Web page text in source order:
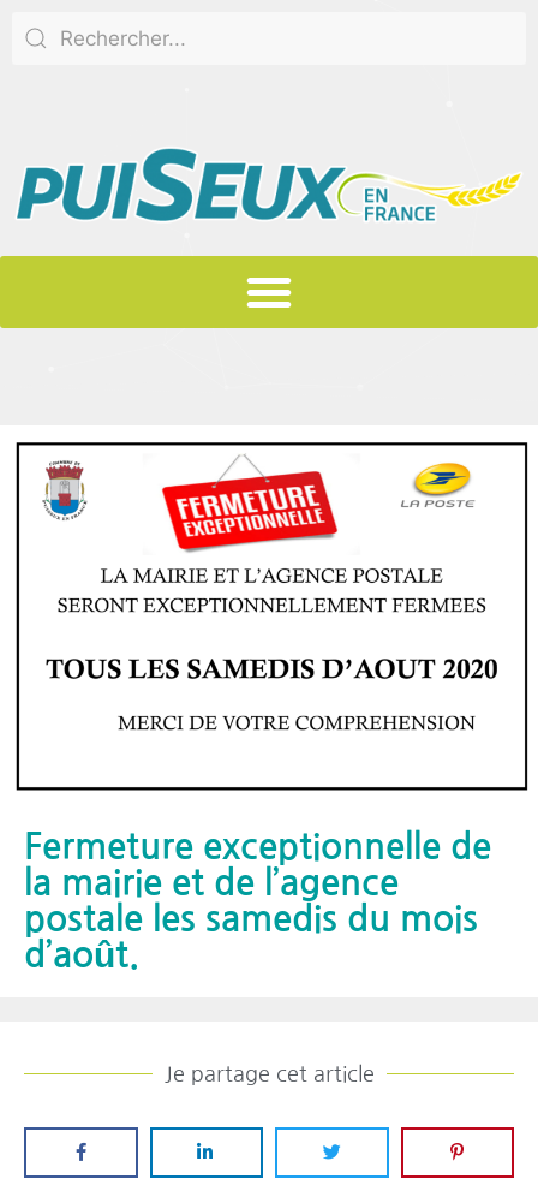
Fermeture exceptionnelle de
la mairie et de l’agence
postale les samedis du mois
d’août.
Je partage cet article